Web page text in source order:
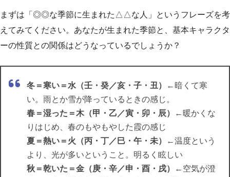
まずは「◎◎な季節に生まれた△△な人」というフレーズを考
えてみてください。あなたが生まれた季節と、基本キャラクタ
ーの性質との関係はどうなっているでしょうか？
冬＝寒い＝水（壬・癸／亥・子・丑）
←暗くて寒
い。雨とか雪が降っているときの感じ。
春＝湿った＝木（甲・乙／寅・卯・辰）
←暖かくな
りはじめ、春のもやもやした霞の感じ
夏＝熱い＝火（丙・丁／巳・午・未）
←温度という
より、光が多いということ。明るく眩しい
秋＝乾いた＝金（庚・辛／申・酉・戌）
←空気が澄